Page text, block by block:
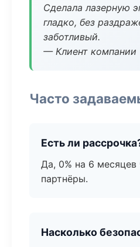
Сделала лазерную
гладко, без
заботливый.
— Клиент компании
Часто
Есть ли
Да, 0% на 6 месяцев
партнёры.
Насколько